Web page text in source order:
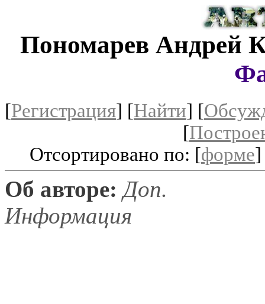
Пономарев Андрей
[Регистрация] [Найти] [
[
Отсортировано по: [форме
Об авторе: Доп.
Информация